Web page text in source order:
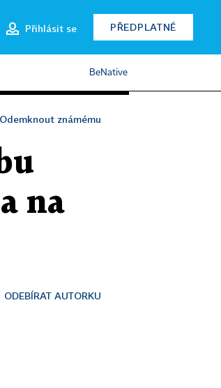
Přihlásit se PŘEDPLATNÉ
BeNative
Odemknout známému
na
ODEBÍRAT AUTORKU